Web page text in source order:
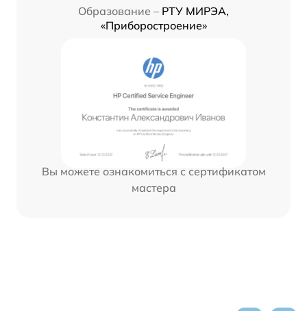
Образование – РТУ МИРЭА,
«Приборостроение»
Вы можете ознакомиться с сертификатом
мастера